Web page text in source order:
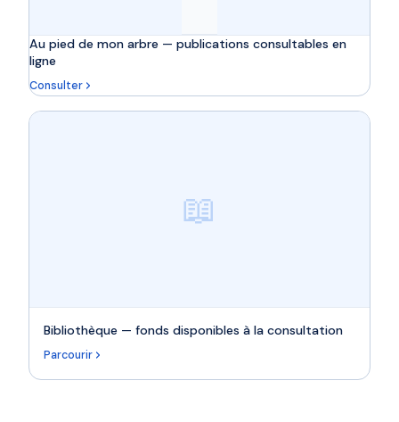
Au pied de mon arbre — publications consultables en
ligne
Consulter
📖
Bibliothèque — fonds disponibles à la consultation
Parcourir